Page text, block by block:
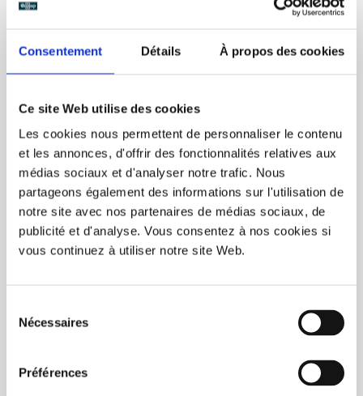
Consentement Détails À propos des cookies
Ce site Web utilise des cookies
Les cookies nous permettent de personnaliser le contenu
et les annonces, d'offrir des fonctionnalités relatives aux
médias sociaux et d'analyser notre trafic. Nous
partageons également des informations sur l'utilisation de
notre site avec nos partenaires de médias sociaux, de
publicité et d'analyse. Vous consentez à nos cookies si
vous continuez à utiliser notre site Web.
Nécessaires
Préférences
les boissons chaudes et pour les glaces !<br/>
<br/>Couvercles disponibles en différentes couleurs.<br/>
<br/>Polypropylène recyclable<br/>Commande minimum :
50<br/>Livraison en 1 semaine<br
93,00$CA
Prix unitaire: 1,85$CA /
Ajouter à la liste de souhaits
Ajouter pour
Page 1 de 1 1